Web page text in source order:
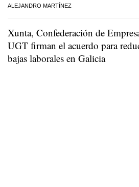
ALEJANDRO MARTÍNEZ
Xunta, Confederación de
UGT firman el acuerdo para
bajas laborales en Galicia